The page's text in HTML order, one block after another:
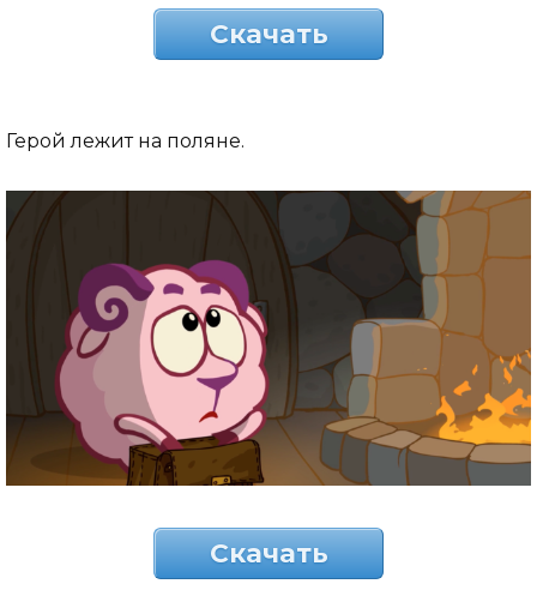
Скачать
Герой лежит на поляне.
Скачать